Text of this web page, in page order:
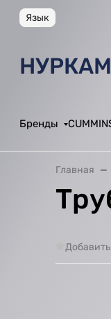
Язык
НУРКАМ
Бренды
Главная